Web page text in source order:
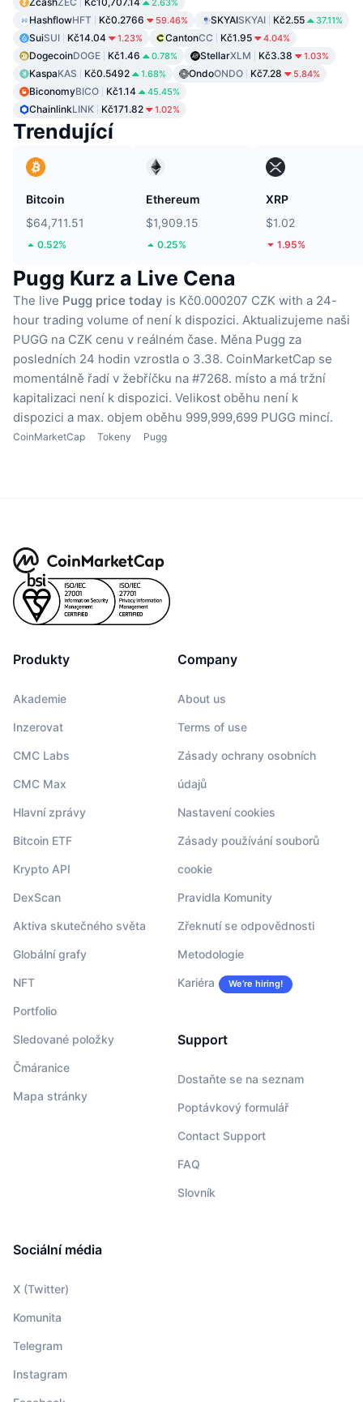
HashflowHFT Kč0.2766 59.46% SKYAISKYAI Kč2.55 37.11%
SuiSUI Kč14.04 1.23% CantonCC Kč1.95 4.04%
DogecoinDOGE Kč1.46 0.78% StellarXLM Kč3.38 1.03%
KaspaKAS Kč0.5492 1.68% OndoONDO Kč7.28 5.84%
BiconomyBICO Kč1.14 45.45%
ChainlinkLINK Kč171.82 1.02%
Trendující
Bitcoin
$64,711.51
0.52%
Ethereum
$1,909.15
0.25%
XRP
$1.02
1.95%
Pugg Kurz a Live Cena
The live Pugg price today is Kč0.000207 CZK with a 24-
hour trading volume of není k dispozici. Aktualizujeme naši
PUGG na CZK cenu v reálném čase. Měna Pugg za
posledních 24 hodin vzrostla o 3.38. CoinMarketCap se
momentálně řadí v žebříčku na #7268. místo a má tržní
kapitalizaci není k dispozici. Velikost oběhu není k
dispozici a max. objem oběhu 999,999,699 PUGG mincí.
CoinMarketCap Tokeny Pugg
Produkty
Akademie
Inzerovat
CMC Labs
CMC Max
Hlavní zprávy
Bitcoin ETF
Krypto API
DexScan
Aktiva skutečného světa
Globální grafy
NFT
Portfolio
Sledované položky
Čmáranice
Mapa stránky
Company
About us
Terms of use
Zásady ochrany osobních
údajů
Nastavení cookies
Zásady používání souborů
cookie
Pravidla Komunity
Zřeknutí se odpovědnosti
Metodologie
Kariéra We’re hiring!
Support
Dostaňte se na seznam
Poptávkový formulář
Contact Support
FAQ
Slovník
Sociální média
X (Twitter)
Komunita
Telegram
Instagram